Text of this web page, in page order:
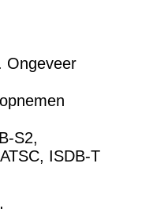
Ongeveer
S2,
ISDB-T